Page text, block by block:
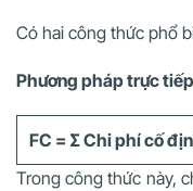
Có hai công thức phổ
Phương pháp trực
FC = Σ Chi phí cố
Trong công thức này,